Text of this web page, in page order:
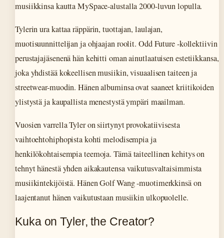
musiikkinsa kautta MySpace-alustalla 2000-luvun lopulla.
Tylerin ura kattaa räppärin, tuottajan, laulajan,
muotisuunnittelijan ja ohjaajan roolit. Odd Future -kollektiivin
perustajajäsenenä hän kehitti oman ainutlaatuisen estetiikkansa,
joka yhdistää kokeellisen musiikin, visuaalisen taiteen ja
streetwear-muodin. Hänen albuminsa ovat saaneet kriitikoiden
ylistystä ja kaupallista menestystä ympäri maailman.
Vuosien varrella Tyler on siirtynyt provokatiivisesta
vaihtoehtohiphopista kohti melodisempia ja
henkilökohtaisempia teemoja. Tämä taiteellinen kehitys on
tehnyt hänestä yhden aikakautensa vaikutusvaltaisimmista
musiikintekijöistä. Hänen Golf Wang -muotimerkkinsä on
laajentanut hänen vaikutustaan musiikin ulkopuolelle.
Kuka on Tyler, the Creator?